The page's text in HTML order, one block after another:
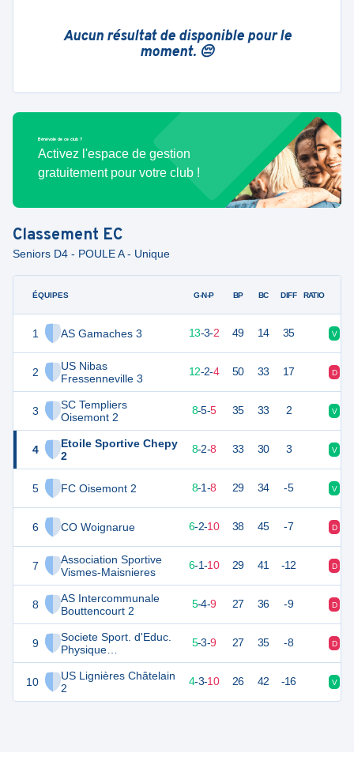
Aucun résultat de disponible pour le
moment. 😔
Bénévole de ce club ?
Activez l'espace de gestion
gratuitement pour votre club !
Classement EC
Seniors D4 - POULE A - Unique
ÉQUIPES
1 AS Gamaches 3
2
US Nibas
Fressenneville 3
3
SC Templiers
Oisemont 2
4
Etoile Sportive Chepy
2
5 FC Oisemont 2
6 CO Woignarue
7
Association Sportive
Vismes-Maisnieres
8
AS Intercommunale
Bouttencourt 2
9
Societe Sport. d'Educ.
Physique
Martainneville
10
US Lignières Châtelain
2
G-N-P BP BC DIFF RATIO
42 13-3-2 49 14 35 V
38 12-2-4 50 33 17 D
8-5-5 35 33 2 V
26 18 8-2-8 33 30 3 V
8-1-8 29 34 -5 V
6-2-10 38 45 -7 D
19 6-1-10 29 41 -12 D
19 5-4-9 27 36 -9 D
18 17 5-3-9 27 35 -8 D
15 17 4-3-10 26 42 -16 V